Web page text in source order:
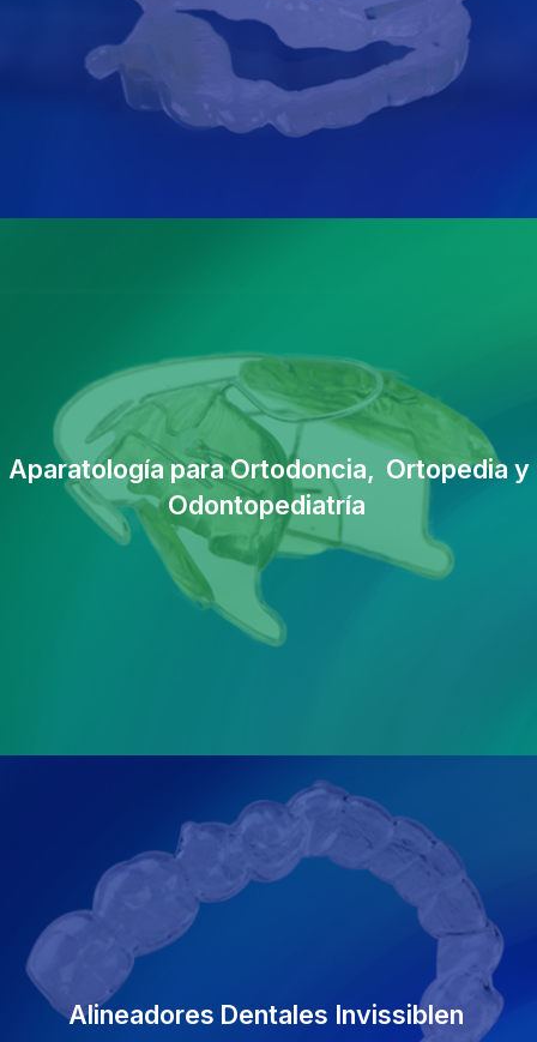
Aparatología para Ortodoncia, Ortopedia y
Odontopediatría
Alineadores Dentales Invissiblen